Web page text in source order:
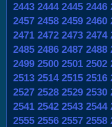
2443 2444 2445 2446
2457 2458 2459 2460
2471 2472 2473 2474
2485 2486 2487 2488
2499 2500 2501 2502
2513 2514 2515 2516
2527 2528 2529 2530
2541 2542 2543 2544
2555 2556 2557 2558